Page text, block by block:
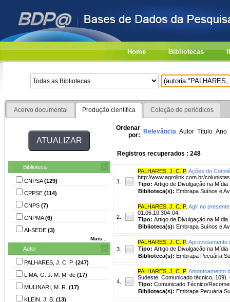
Home Bibliotecas
Acervo documental Produção científica Coleção de periódicos
Biblioteca
CNPSA(129)
CPPSE (114)
CNPS (7)
CNPMA(6)
AI-SEDE (3)
Mais...
Autor
PALHARES, J. C. P. (247)
LIMA, G. J. M. M. de (17)
MULINARI, M. R. (17)
KLEIN, J. B. (13)
Ordenar
por: Relevância Autor Título Ano
Registros recuperados : 248
1.
PALHARES, J. C. P. Ações do
http://www.agrolink.com.br/
Tipo: Artigo de Divulgação na Mídia
Biblioteca(s): Embrapa Suínos e
2.
PALHARES, J. C. P. Agir no
01.06.10.304-04.
Tipo: Artigo de Divulgação na Mídia
Biblioteca(s): Embrapa Suínos e
3.
PALHARES, J. C. P. Aproveitamento
Tipo: Artigo de Divulgação na Mídia
Biblioteca(s): Embrapa Pecuária
4.
PALHARES, J. C. P. Amontoamento
Sudeste. Comunicado técnico, 109).
Tipo: Comunicado Técnico/
Biblioteca(s): Embrapa Pecuária